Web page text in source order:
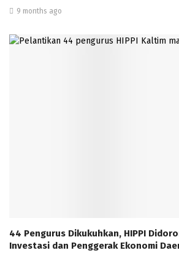
9 months ago
44 Pengurus Dikukuhkan, HIPPI
Investasi dan Penggerak Ekonomi